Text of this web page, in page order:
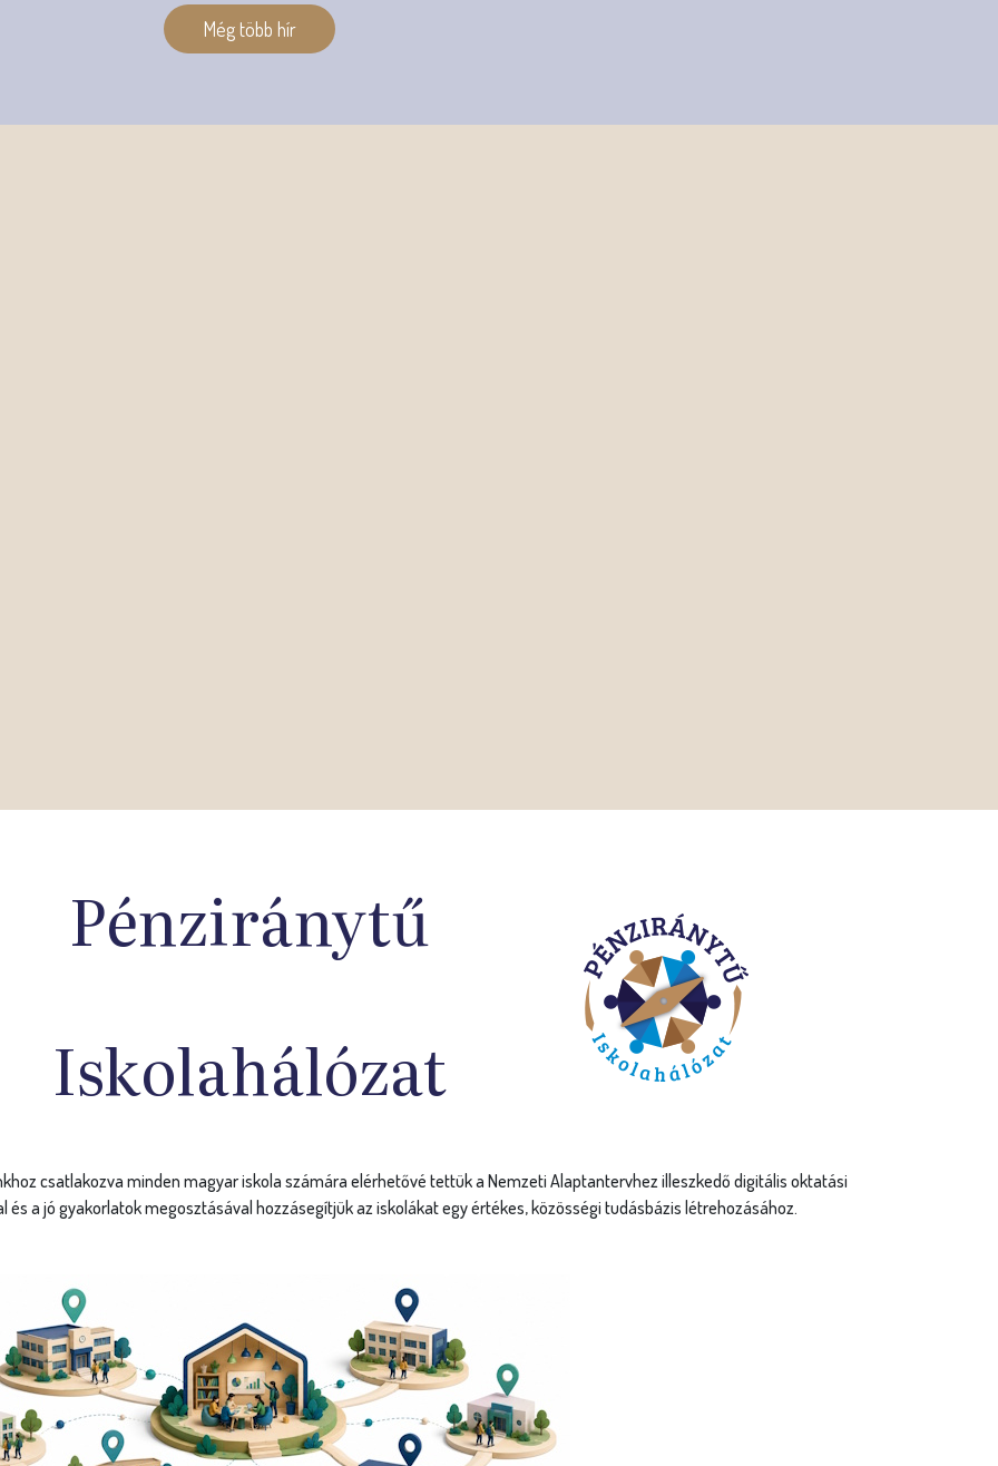
Iskolahálózat
csatlakozva minden magyar iskola számára elérhetővé tettük a Nemzeti Alaptantervhez illeszkedő digitális oktatási
és a jó gyakorlatok megosztásával hozzásegítjük az iskolákat egy értékes, közösségi tudásbázis létrehozásához.
Pályázatok